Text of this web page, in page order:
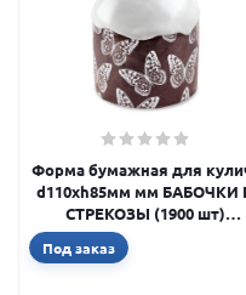
Форма бумажная для
d110xh85мм мм БАБОЧКИ
СТРЕКОЗЫ (1900 шт)
pmK11085сBD
Под заказ